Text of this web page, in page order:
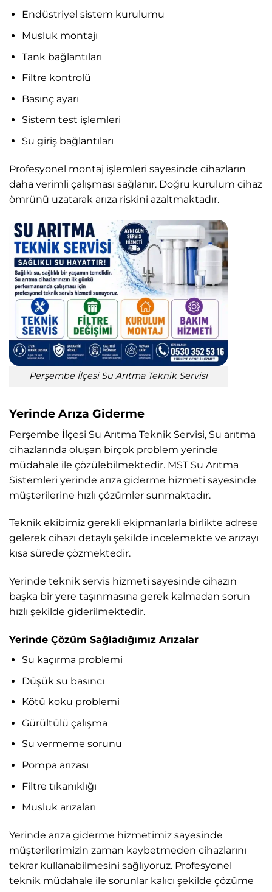
Endüstriyel sistem kurulumu
Musluk montajı
Tank bağlantıları
Filtre kontrolü
Basınç ayarı
Sistem test işlemleri
Su giriş bağlantıları
Profesyonel montaj işlemleri sayesinde cihazların
daha verimli çalışması sağlanır. Doğru kurulum cihaz
ömrünü uzatarak arıza riskini azaltmaktadır.
Perşembe İlçesi Su Arıtma Teknik Servisi
Yerinde Arıza Giderme
Perşembe İlçesi Su Arıtma Teknik Servisi, Su arıtma
cihazlarında oluşan birçok problem yerinde
müdahale ile çözülebilmektedir. MST Su Arıtma
Sistemleri yerinde arıza giderme hizmeti sayesinde
müşterilerine hızlı çözümler sunmaktadır.
Teknik ekibimiz gerekli ekipmanlarla birlikte adrese
gelerek cihazı detaylı şekilde incelemekte ve arızayı
kısa sürede çözmektedir.
Yerinde teknik servis hizmeti sayesinde cihazın
başka bir yere taşınmasına gerek kalmadan sorun
hızlı şekilde giderilmektedir.
Yerinde Çözüm Sağladığımız Arızalar
Su kaçırma problemi
Düşük su basıncı
Kötü koku problemi
Gürültülü çalışma
Su vermeme sorunu
Pompa arızası
Filtre tıkanıklığı
Musluk arızaları
Yerinde arıza giderme hizmetimiz sayesinde
müşterilerimizin zaman kaybetmeden cihazlarını
tekrar kullanabilmesini sağlıyoruz. Profesyonel
teknik müdahale ile sorunlar kalıcı şekilde çözüme